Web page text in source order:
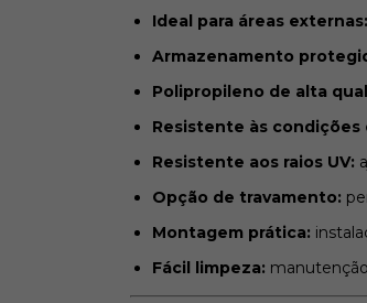
Ideal para áreas externas:
Armazenamento
Polipropileno de alta
Resistente às condições
Resistente aos raios UV:
Opção de travamento:
Montagem prática:
Fácil limpeza: